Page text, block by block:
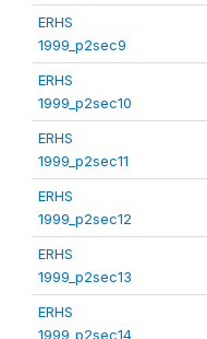
ERHS
1999_p2sec9
ERHS
1999_p2sec10
ERHS
1999_p2sec11
ERHS
1999_p2sec12
ERHS
1999_p2sec13
ERHS
1999_p2sec14